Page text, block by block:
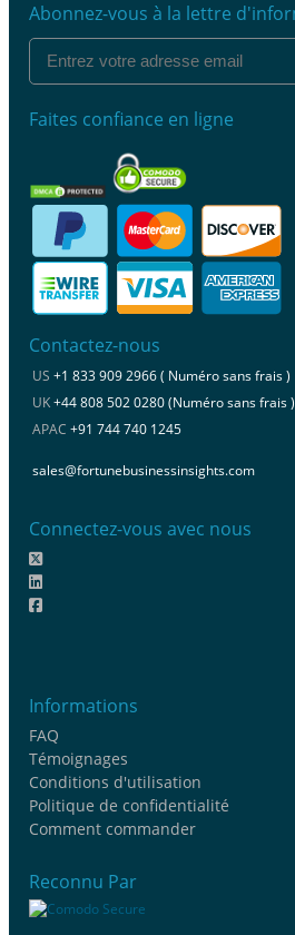
Abonnez-vous à la lettre
Faites confiance en ligne
Contactez-nous
US +1 833 909 2966 ( Numéro sans frais )
UK+44 808 502 0280 (Numéro sans frais )
APAC +91 744 740 1245
sales@fortunebusinessinsights.com
Connectez-vous avec nous
Informations
FAQ
Témoignages
Conditions d'utilisation
Politique de confidentialité
Comment commander
Reconnu Par